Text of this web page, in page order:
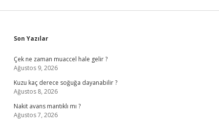
Sidebar
Son Yazılar
Çek ne zaman muaccel hale gelir ?
Ağustos 9, 2026
Kuzu kaç derece soğuğa dayanabilir ?
Ağustos 8, 2026
Nakit avans mantıklı mı ?
Ağustos 7, 2026